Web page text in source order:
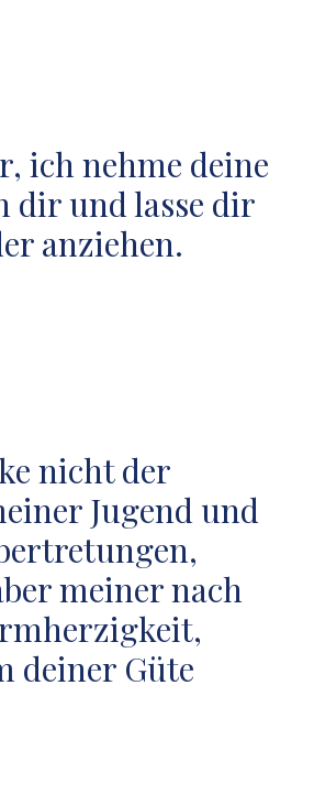
ich nehme deine
dir und lasse dir
anziehen.
nicht der
Jugend und
meiner nach
deiner Güte